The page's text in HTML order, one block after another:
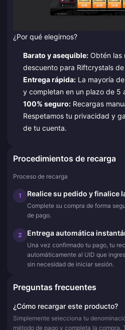
¿Por qué elegirnos?
Barato y asequible:Obtén las
descuento para Riftcrystals
Entrega rápida:La mayoría
y completan en un plazo de 5
100% seguro:Recargas
Respetamos tu privacidad y
de tu cuenta.
Procedimientos de recarga
Proceso de recarga
1 Realice su pedido y finalice
Complete su compra de forma
de pago.
2 Entrega automática
Una vez confirmado tu pago, tu
automáticamente al UID que
sin necesidad de iniciar sesión.
Preguntas frecuentes
¿Cómo recargar este producto?
Simplemente selecciona tu
método de pago y completa la compra.